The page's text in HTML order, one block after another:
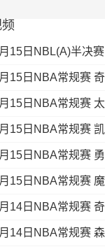
频
15日NBA常规赛
15日NBA常规赛
15日NBA常规赛
14日NBA常规赛